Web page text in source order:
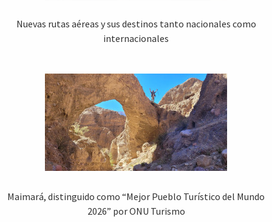
Nuevas rutas aéreas y sus destinos tanto nacionales como
internacionales
Maimará, distinguido como “Mejor Pueblo Turístico del Mundo
2026” por ONU Turismo